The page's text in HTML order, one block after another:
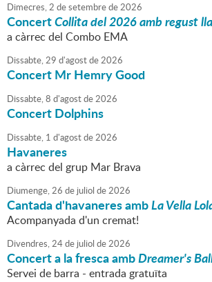
Dimecres,2 desetembrede2026
ConcertCollita del 2026 amb regust
a càrrec del Combo EMA
Dissabte,29 d'agostde2026
Concert Mr Hemry Good
Dissabte,8 d'agostde2026
Concert Dolphins
Dissabte, 1 d'agostde2026
Havaneres
a càrrec del grup Mar Brava
Diumenge,26 de juliol de2026
Cantada d'havaneres ambLa Vella
Acompanyada d'un cremat!
Divendres,24de juliol de2026
Concert a la fresca ambDreamer's
Servei de barra - entrada gratuïta